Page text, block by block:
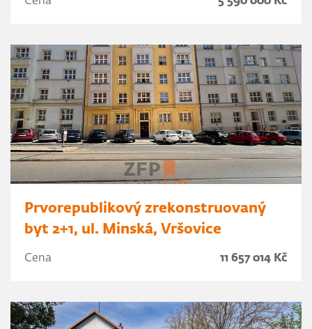
Prvorepublikový zrekonstruovaný
byt 2+1, ul. Minská, Vršovice
Cena 11 657 014 Kč